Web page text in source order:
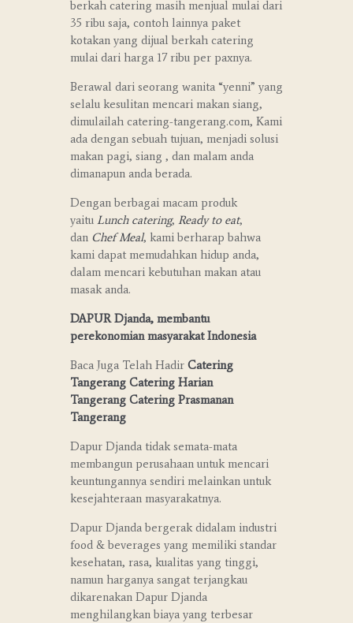
berkah catering masih menjual mulai dari
35 ribu saja, contoh lainnya paket
kotakan yang dijual berkah catering
mulai dari harga 17 ribu per paxnya.
Berawal dari seorang wanita “yenni” yang
selalu kesulitan mencari makan siang,
dimulailah catering-tangerang.com, Kami
ada dengan sebuah tujuan, menjadi solusi
makan pagi, siang , dan malam anda
dimanapun anda berada.
Dengan berbagai macam produk
yaitu Lunch catering, Ready to eat,
dan Chef Meal, kami berharap bahwa
kami dapat memudahkan hidup anda,
dalam mencari kebutuhan makan atau
masak anda.
DAPUR Djanda, membantu
perekonomian masyarakat Indonesia
Baca Juga Telah Hadir Catering
Tangerang Catering Harian
Tangerang Catering Prasmanan
Tangerang
Dapur Djanda tidak semata-mata
membangun perusahaan untuk mencari
keuntungannya sendiri melainkan untuk
kesejahteraan masyarakatnya.
Dapur Djanda bergerak didalam industri
food & beverages yang memiliki standar
kesehatan, rasa, kualitas yang tinggi,
namun harganya sangat terjangkau
dikarenakan Dapur Djanda
menghilangkan biaya yang terbesar